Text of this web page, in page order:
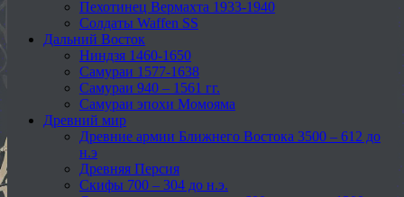
Пехотинец Вермахта 1933-1940
Солдаты Waffen SS
Дальний Восток
Ниндзя 1460-1650
Самураи 1577-1638
Самураи 940 – 1561 гг.
Самураи эпохи Момояма
Древний мир
Древние армии Ближнего Востока 3500 – 612 до
н.э
Древняя Персия
Скифы 700 – 304 до н.э.